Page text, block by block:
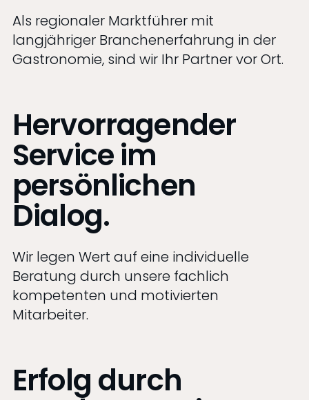
Als regionaler Marktführer mit
langjähriger Branchenerfahrung in der
Gastronomie, sind wir Ihr Partner vor Ort.
Hervorragender
Service im
persönlichen
Dialog.
Wir legen Wert auf eine individuelle
Beratung durch unsere fachlich
kompetenten und motivierten
Mitarbeiter.
Erfolg durch